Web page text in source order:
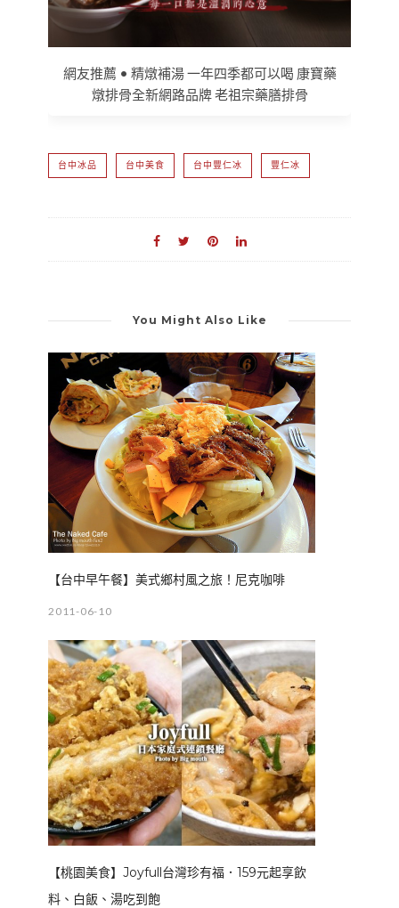
網友推薦 • 精燉補湯 一年四季都可以喝 康寶藥
燉排骨全新網路品牌 老祖宗藥膳排骨
台中冰品 台中美食 台中豐仁冰 豐仁冰
You Might Also Like
【台中早午餐】美式鄉村風之旅！尼克咖啡
2011-06-10
【桃園美食】Joyfull台灣珍有福．159元起享飲
料、白飯、湯吃到飽